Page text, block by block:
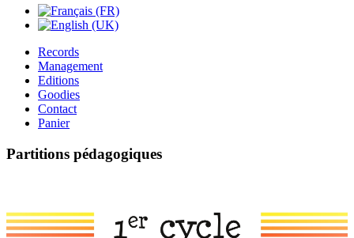
Records
Management
Editions
Goodies
Contact
Panier
Partitions pédagogiques